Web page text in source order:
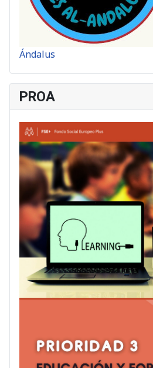
Ándalus
PROA